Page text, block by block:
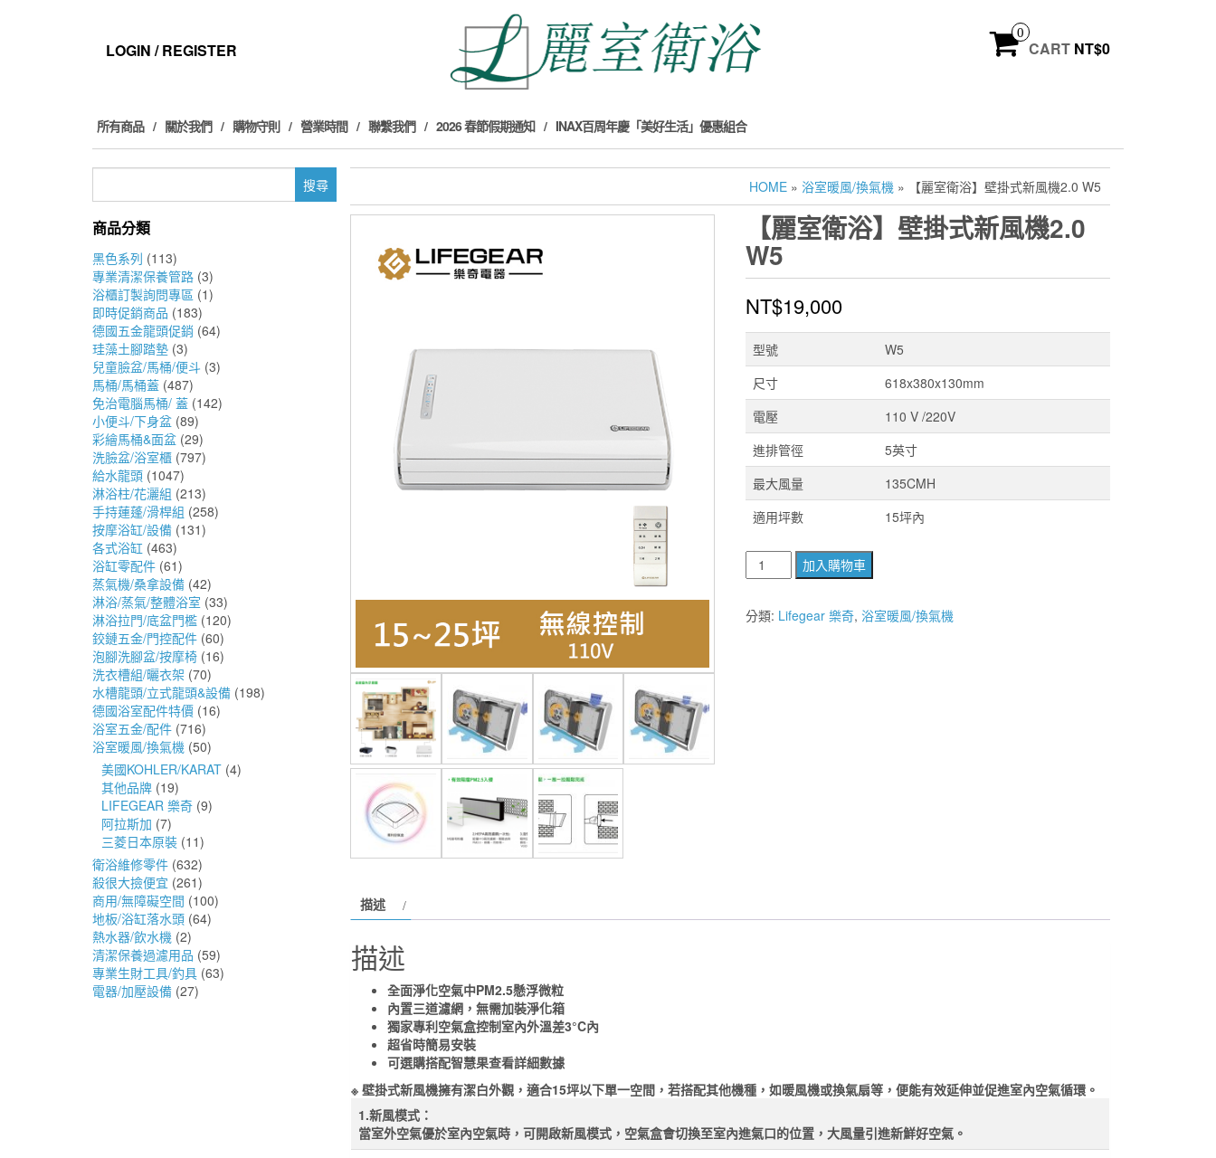
LOGIN / REGISTER
0
CART NT$0
所有商品 關於我們 購物守則 營業時間 聯繫我們 2026 春節假期通知 INAX百周年慶「美好生活」優惠組合
鍵
商品分類
黑色系列 (113)
專業清潔保養管路 (3)
浴櫃訂製詢問專區 (1)
即時促銷商品 (183)
德國五金龍頭促銷 (64)
珪藻土腳踏墊 (3)
兒童臉盆/馬桶/便斗 (3)
馬桶/馬桶蓋 (487)
免治電腦馬桶/ 蓋 (142)
小便斗/下身盆 (89)
彩繪馬桶&面盆 (29)
洗臉盆/浴室櫃 (797)
給水龍頭 (1047)
淋浴柱/花灑組 (213)
手持蓮蓬/滑桿組 (258)
按摩浴缸/設備 (131)
各式浴缸 (463)
浴缸零配件 (61)
蒸氣機/桑拿設備 (42)
淋浴/蒸氣/整體浴室 (33)
淋浴拉門/底盆門檻 (120)
鉸鏈五金/門控配件 (60)
泡腳洗腳盆/按摩椅 (16)
洗衣槽組/曬衣架 (70)
水槽龍頭/立式龍頭&設備 (198)
德國浴室配件特價 (16)
浴室五金/配件 (716)
浴室暖風/換氣機 (50)
美國KOHLER/KARAT (4)
其他品牌 (19)
LIFEGEAR 樂奇 (9)
阿拉斯加 (7)
三菱日本原裝 (11)
衛浴維修零件 (632)
殺很大撿便宜 (261)
商用/無障礙空間 (100)
地板/浴缸落水頭 (64)
熱水器/飲水機 (2)
清潔保養過濾用品 (59)
專業生財工具/釣具 (63)
電器/加壓設備 (27)
HOME » 浴室暖風/換氣機 » 【麗室衛浴】壁掛式新風機2.0 W5
【麗室衛浴】壁掛式新風機2.0
W5
NT$19,000
型號
W5
尺寸
618x380x130mm
電壓
110 V /220V
進排管徑
5英寸
最大風量
135CMH
適用坪數
15坪內
【麗
室
衛
浴】
加入購物車
分類: Lifegear 樂奇, 浴室暖風/換氣機
描述
描述
全面淨化空氣中PM2.5懸浮微粒
內置三道濾網，無需加裝淨化箱
獨家專利空氣盒控制室內外溫差3°C內
超省時簡易安裝
可選購搭配智慧果查看詳細數據
※ 壁掛式新風機擁有潔白外觀，適合15坪以下單一空間，若搭配其他機種，如暖風機或換氣扇等，便能有效延伸並促進室內空氣循環。
1.新風模式：
當室外空氣優於室內空氣時，可開啟新風模式，空氣盒會切換至室內進氣口的位置，大風量引進新鮮好空氣。